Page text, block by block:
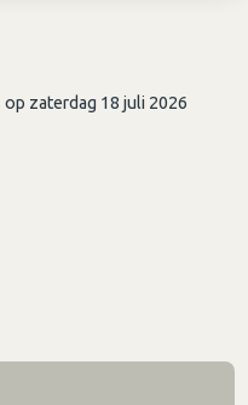
zaterdag 18 juli 2026